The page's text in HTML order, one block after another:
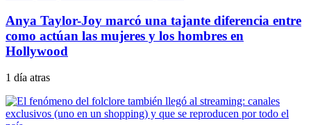
Anya Taylor-Joy marcó una tajante diferencia entre
como actúan las mujeres y los hombres en
Hollywood
1 día atras